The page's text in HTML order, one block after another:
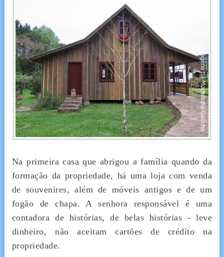
Na primeira casa que abrigou a família quando da
formação da propriedade, há uma loja com venda
de souvenires, além de móveis antigos e de um
fogão de chapa. A senhora responsável é uma
contadora de histórias, de belas histórias - leve
dinheiro, não aceitam cartões de crédito na
propriedade.